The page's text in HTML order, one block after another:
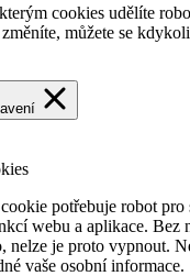
cookies udělíte
můžete se
potřebuje robot pro
webu a aplikace. Bez
nelze je proto vypnout.
vaše osobní informace.